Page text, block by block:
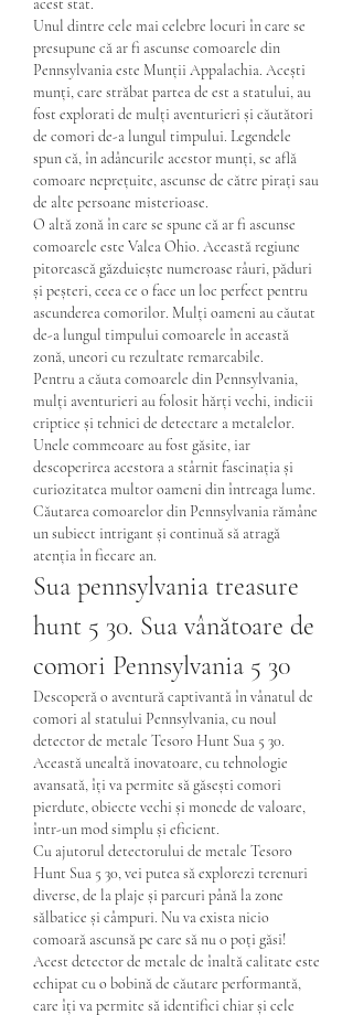
Unul dintre cele mai celebre locuri în care se
presupune că ar fi ascunse comoarele din
Pennsylvania este Munții Appalachia. Acești
munți, care străbat partea de est a statului, au
fost explorati de mulți aventurieri și căutători
de comori de-a lungul timpului. Legendele
spun că, în adâncurile acestor munți, se află
comoare neprețuite, ascunse de către pirați sau
de alte persoane misterioase.
O altă zonă în care se spune că ar fi ascunse
comoarele este Valea Ohio. Această regiune
pitorească găzduiește numeroase râuri, păduri
și peșteri, ceea ce o face un loc perfect pentru
ascunderea comorilor. Mulți oameni au căutat
de-a lungul timpului comoarele în această
zonă, uneori cu rezultate remarcabile.
Pentru a căuta comoarele din Pennsylvania,
mulți aventurieri au folosit hărți vechi, indicii
criptice și tehnici de detectare a metalelor.
Unele commeoare au fost găsite, iar
descoperirea acestora a stârnit fascinația și
curiozitatea multor oameni din întreaga lume.
Căutarea comoarelor din Pennsylvania rămâne
un subiect intrigant și continuă să atragă
atenția în fiecare an.
Sua pennsylvania treasure
hunt 5 30. Sua vânătoare de
comori Pennsylvania 5 30
Descoperă o aventură captivantă în vânatul de
comori al statului Pennsylvania, cu noul
detector de metale Tesoro Hunt Sua 5 30.
Această unealtă inovatoare, cu tehnologie
avansată, îți va permite să găsești comori
pierdute, obiecte vechi și monede de valoare,
într-un mod simplu și eficient.
Cu ajutorul detectorului de metale Tesoro
Hunt Sua 5 30, vei putea să explorezi terenuri
diverse, de la plaje și parcuri până la zone
sălbatice și câmpuri. Nu va exista nicio
comoară ascunsă pe care să nu o poți găsi!
Acest detector de metale de înaltă calitate este
echipat cu o bobină de căutare performantă,
care îți va permite să identifici chiar și cele